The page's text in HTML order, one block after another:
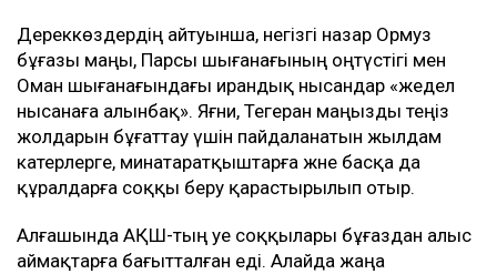
Дереккөздердің айтуынша, негізгі назар Ормуз
бұғазы маңы, Парсы шығанағының оңтүстігі мен
Оман шығанағындағы ирандық нысандар «жедел
нысанаға алынбақ». Яғни, Тегеран маңызды теңіз
жолдарын бұғаттау үшін пайдаланатын жылдам
катерлерге, минатаратқыштарға және басқа да
құралдарға соққы беру қарастырылып отыр.
Алғашында АҚШ-тың әуе соққылары бұғаздан алыс
аймақтарға бағытталған еді. Алайда жаңа